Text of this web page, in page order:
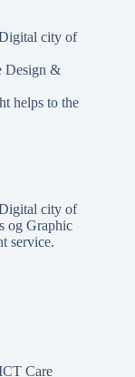
city of
Design &
helps to the
city of
og Graphic
service.
Care